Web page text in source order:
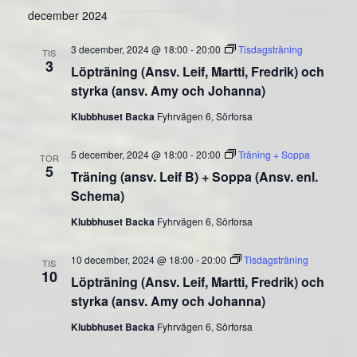
december 2024
TIS
3
Löpträning (Ansv. Leif, Martti, Fredrik) och
styrka (ansv. Amy och Johanna)
3 december, 2024 @ 18:00 -20:00 Tisdagsträning
Klubbhuset Backa Fyhrvägen 6, Sörforsa
TOR
5
Träning (ansv. Leif B) + Soppa (Ansv. enl.
Schema)
5 december, 2024 @ 18:00 -20:00 Träning + Soppa
Klubbhuset Backa Fyhrvägen 6, Sörforsa
TIS
10
Löpträning (Ansv. Leif, Martti, Fredrik) och
styrka (ansv. Amy och Johanna)
10 december, 2024 @ 18:00 -20:00 Tisdagsträning
Klubbhuset Backa Fyhrvägen 6, Sörforsa